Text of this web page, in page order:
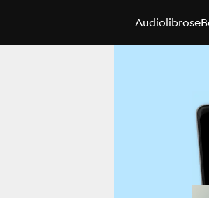
Audiolibros